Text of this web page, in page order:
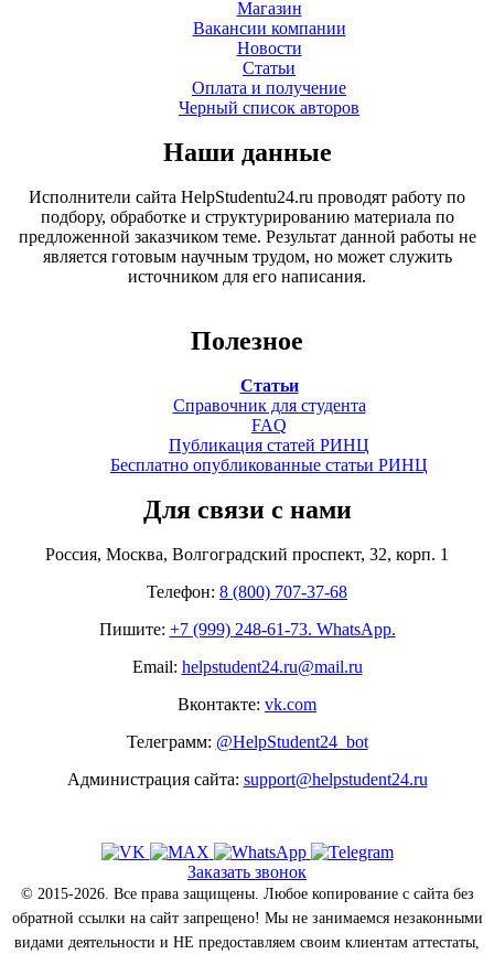
Магазин
Вакансии компании
Новости
Статьи
Оплата и получение
Черный список авторов
Наши данные
Исполнители сайта HelpStudentu24.ru проводят работу по
подбору, обработке и структурированию материала по
предложенной заказчиком теме. Результат данной работы не
является готовым научным трудом, но может служить
источником для его написания.
Полезное
Статьи
Справочник для студента
FAQ
Публикация статей РИНЦ
Бесплатно опубликованные статьи РИНЦ
Для связи с нами
Россия, Москва, Волгоградский проспект, 32, корп. 1
Телефон: 8 (800) 707-37-68
Пишите: +7 (999) 248-61-73. WhatsApp.
Email: helpstudent24.ru@mail.ru
Вконтакте: vk.com
Телеграмм: @HelpStudent24_bot
Администрация сайта: support@helpstudent24.ru
Заказать звонок
© 2015-2026. Все права защищены. Любое копирование с сайта без
обратной ссылки на сайт запрещено! Мы не занимаемся незаконными
видами деятельности и НЕ предоставляем своим клиентам аттестаты,